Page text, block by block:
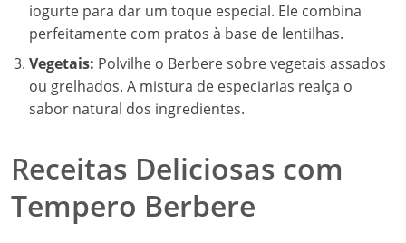
iogurte para dar um toque especial. Ele combina
perfeitamente com pratos à base de lentilhas.
Vegetais: Polvilhe o Berbere sobre vegetais assados
ou grelhados. A mistura de especiarias realça o
sabor natural dos ingredientes.
Receitas Deliciosas com
Tempero Berbere